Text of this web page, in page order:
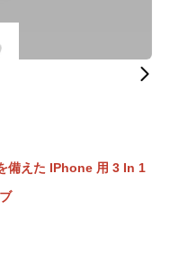
備えた IPhone 用 3 In 1